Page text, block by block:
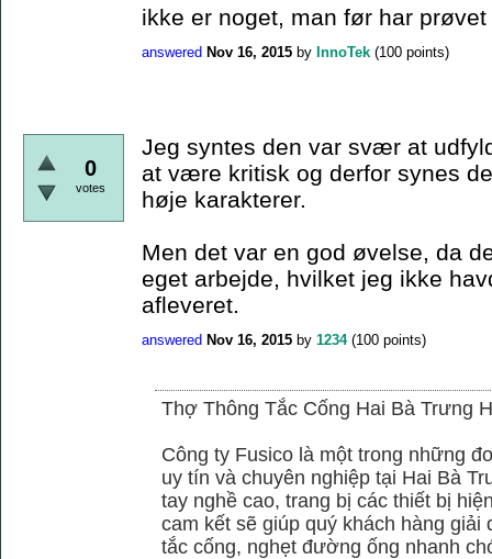
ikke er noget, man før har
answered Nov 16, 2015 by InnoTek (100 points)
0
votes
Jeg syntes den var svær at
at være kritisk og derfor synes
høje karakterer.
Men det var en god øvelse, da
eget arbejde, hvilket jeg ikke
afleveret.
answered Nov 16, 2015 by 1234 (100 points)
Thợ Thông Tắc Cống Hai Bà Trưng
Công ty Fusico là một trong những
uy tín và chuyên nghiệp tại Hai Bà
tay nghề cao, trang bị các thiết bị
cam kết sẽ giúp quý khách hàng
tắc cống, nghẹt đường ống nhanh